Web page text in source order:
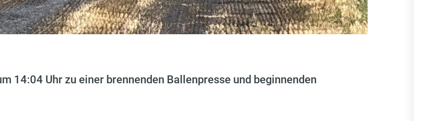
14:04 Uhr zu einer brennenden Ballenpresse und beginnenden